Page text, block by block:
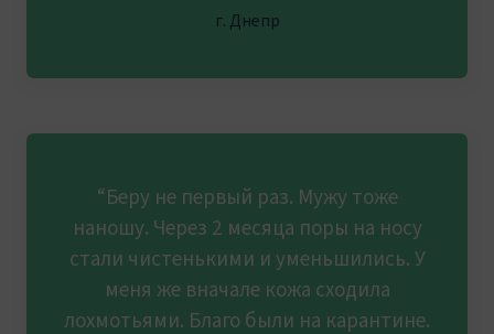
г. Днепр
“Беру не первый раз. Мужу тоже
наношу. Через 2 месяца поры на носу
стали чистенькими и уменьшились. У
меня же вначале кожа сходила
лохмотьями. Благо были на карантине.